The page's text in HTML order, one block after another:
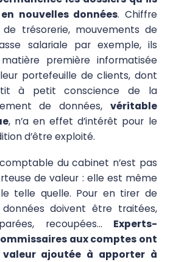
nouvelles données. Chiffre
de trésorerie, mouvements de
salariale par exemple, ils
première informatisée
portefeuille de clients, dont
à petit conscience de la
de données, véritable
, n’a en effet d’intérêt pour le
d’être exploité.
du cabinet n’est pas
de valeur : elle est même
telle quelle. Pour en tirer de
données doivent être traitées,
recoupées…
Experts-
aux comptes ont
ajoutée à apporter à